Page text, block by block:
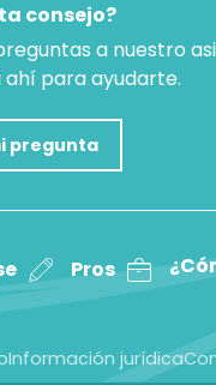
consejo?
a nuestro
ahí para ayudarte.
pregunta
Pros
Información jurídica